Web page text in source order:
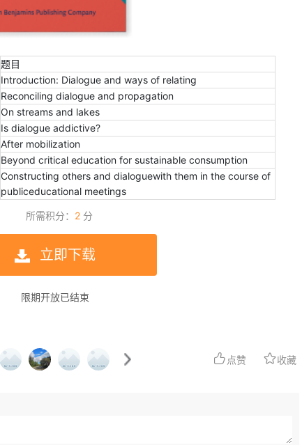
题目
Introduction: Dialogue and ways of relating
Reconciling dialogue and propagation
On streams and lakes
Is dialogue addictive?
After mobilization
Beyond critical education for sustainable consumption
Constructing others and dialoguewith them in the course of
publiceducational meetings
所需积分： 2 分
立即下载
限期开放已结束
点赞 收藏
EGG-D200
系统/气流气压仪 PAS6600